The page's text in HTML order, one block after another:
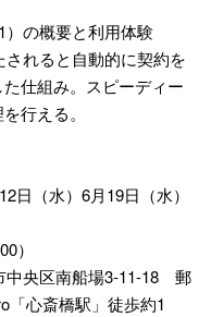
の概要と利用体験
されると自動的に契約を
仕組み。スピーディー
行える。
（水）6月19日（水）
央区南船場3-11-18 郵
「心斎橋駅」徒歩約1